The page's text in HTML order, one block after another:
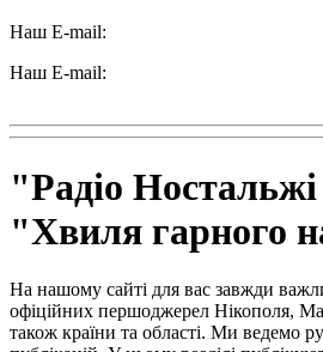
Наш E-mail:
Наш E-mail:
"Радіо
"Хвиля гарного
На нашому сайті для вас завжди
офіційних першоджерел Нікополя,
також країни та області. Ми ведемо